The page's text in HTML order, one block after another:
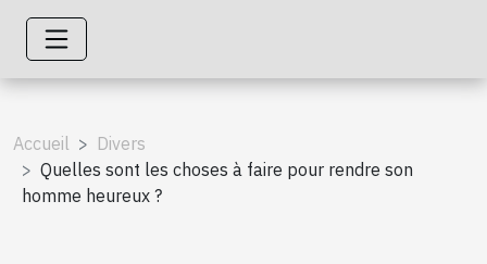
Accueil
Divers
Quelles sont les choses à faire pour rendre son
homme heureux ?